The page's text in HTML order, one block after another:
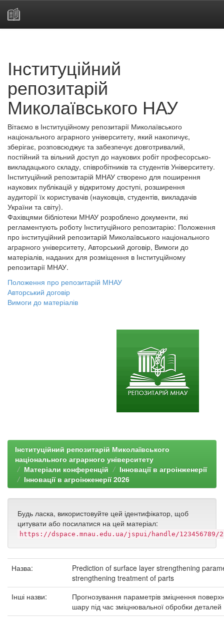
Інституційний
репозитарій
Миколаївського НАУ
Вітаємо в Інституційному репозитарії Миколаївського
національного аграрного університету, який накопичує,
зберігає, розповсюджує та забезпечує довготривалий,
постійний та вільний доступ до наукових робіт професорсько-
викладацького складу, співробітників та студентів Університету.
Інституційний репозитарій МНАУ створено для поширення
наукових публікацій у відкритому доступі, розширення
аудиторії їх користувачів (науковців, студентів, викладачів
України та світу).
Фахівцями бібліотеки МНАУ розроблено документи, які
регламентують роботу Інституційного репозитарію: Положення
про інституційний репозитарій Миколаївського національного
аграрного університету, Авторський договір, Вимоги до
матеріалів, наданих для розміщення в Інституційному
репозитарії МНАУ.
Положення про репозитарій МНАУ
Авторський договір
Вимоги до матеріалів
Інституційний репозитарій Миколаївського
національного аграрного університету
Матеріали конференцій
Інновації в агроінженерії
Інновації в агроінженерії 2026
Будь ласка, використовуйте цей ідентифікатор, щоб
цитувати або посилатися на цей матеріал:
https://dspace.mnau.edu.ua/jspui/handle/123456789/
Назва:
Prediction of surface layer strengthening
strengthening treatment of parts
Інші назви:
Прогнозування параметрів зміцнення
шару під час зміцнювальної обробки деталей